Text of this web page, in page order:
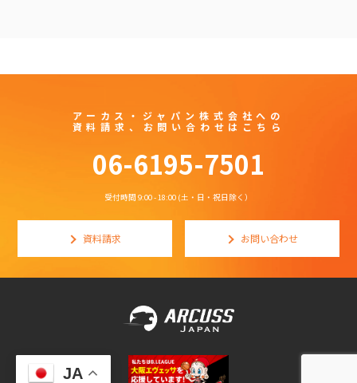
アーカス・ジャパン株式会社への
資料請求、お問い合わせはこちら
06-6195-7501
受付時間 9:00 - 18:00 (土・日・祝日除く）
資料請求 お問い合わせ
JA